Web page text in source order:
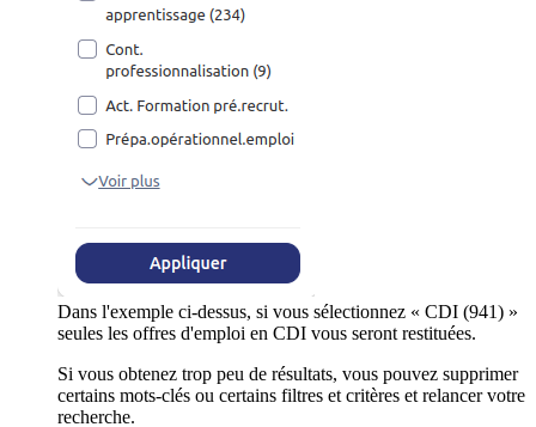
Dans l'exemple ci-dessus, si vous sélectionnez « CDI (941) »
seules les offres d'emploi en CDI vous seront restituées.
Si vous obtenez trop peu de résultats, vous pouvez supprimer
certains mots-clés ou certains filtres et critères et relancer votre
recherche.